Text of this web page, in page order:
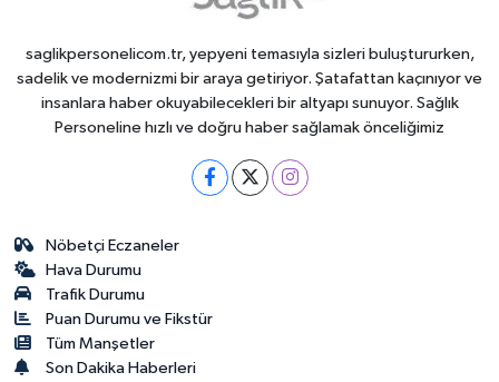
saglikpersonelicom.tr, yepyeni temasıyla sizleri buluştururken,
sadelik ve modernizmi bir araya getiriyor. Şatafattan kaçınıyor ve
insanlara haber okuyabilecekleri bir altyapı sunuyor. Sağlık
Personeline hızlı ve doğru haber sağlamak önceliğimiz
Nöbetçi Eczaneler
Hava Durumu
Trafik Durumu
Puan Durumu ve Fikstür
Tüm Manşetler
Son Dakika Haberleri